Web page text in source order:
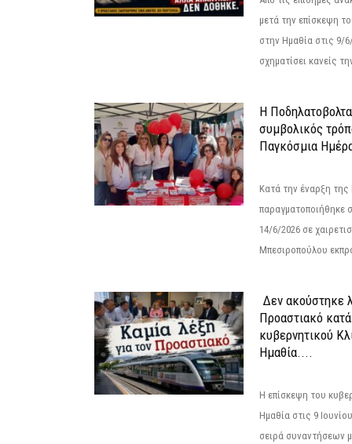
μετά την επίσκεψη
στην Ημαθία στις 9/
σχηματίσει κανείς
Η Ποδηλατοβολτα
συμβολικός
Παγκόσμια
Κατά την έναρξη
παραγματοποιήθηκε
14/6/2026 σε
Μπεσιροπούλου
Δεν ακούστηκε
Προαστιακό
κυβερνητικού
Ημαθία....
Η επίσκεψη του
Ημαθία στις 9
σειρά συναντήσεων